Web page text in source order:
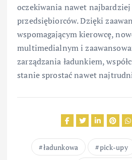
oczekiwania nawet najbardziej
przedsiębiorców. Dzięki
wspomagającym kierowcę,
multimedialnym i
zarządzania ładunkiem,
stanie sprostać nawet
ładunkowa pick-upy